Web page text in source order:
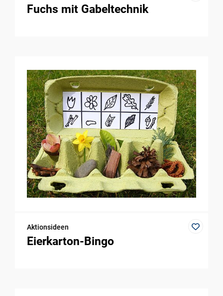
Fuchs mit Gabeltechnik
Aktionsideen
Eierkarton-Bingo